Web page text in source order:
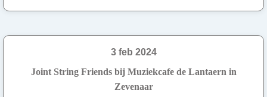
3 feb 2024
Joint String Friends bij Muziekcafe de Lantaern in
Zevenaar